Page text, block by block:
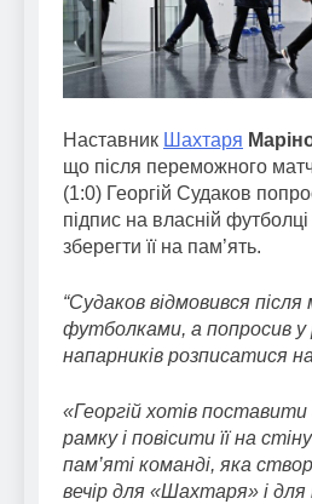
Наставник Шахтаря
що після переможного
(1:0) Георгій Судаков
підпис на власній
зберегти її на пам’ять.
“Судаков відмовився
футболками, а попросив у
напарників розписатися
«Георгій хотів
рамку і повісити її на
пам’яті команді, яка
вечір для «Шахтаря» і для